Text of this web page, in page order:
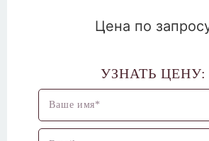
Цена по
УЗНАТЬ ЦЕНУ: